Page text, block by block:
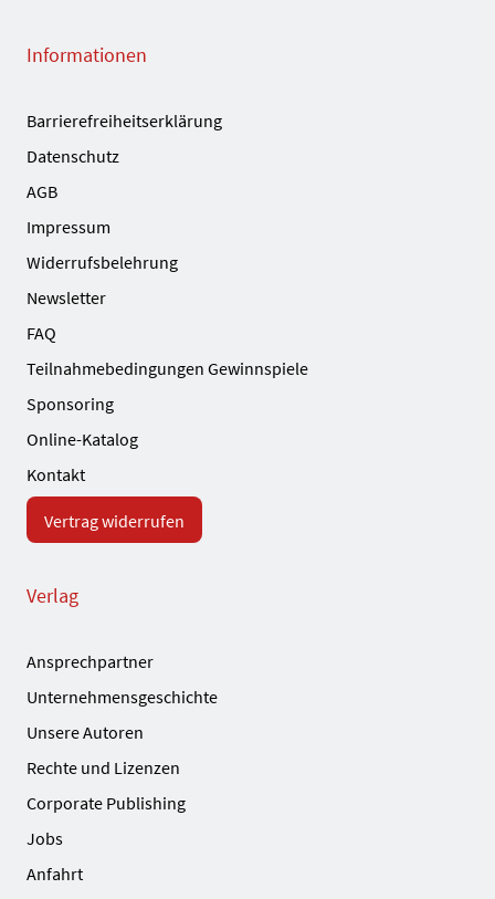
Informationen
Barrierefreiheitserklärung
Datenschutz
AGB
Impressum
Widerrufsbelehrung
Newsletter
FAQ
Teilnahmebedingungen Gewinnspiele
Sponsoring
Online-Katalog
Kontakt
Vertrag widerrufen
Verlag
Ansprechpartner
Unternehmensgeschichte
Unsere Autoren
Rechte und Lizenzen
Corporate Publishing
Jobs
Anfahrt